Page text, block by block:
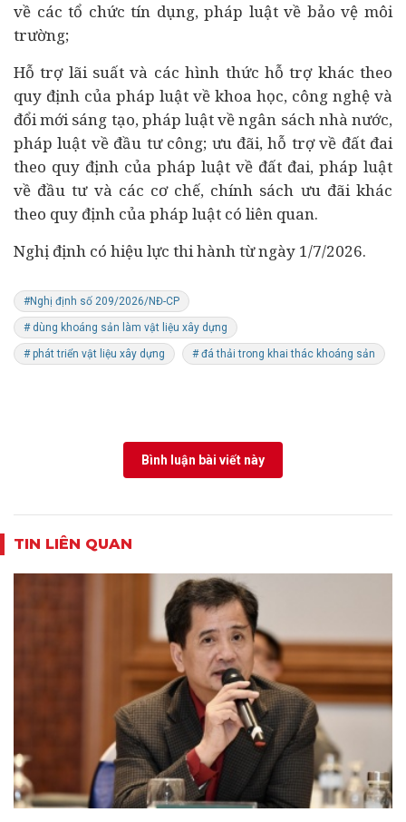
về các tổ chức tín dụng, pháp luật về bảo vệ môi
trường;
Hỗ trợ lãi suất và các hình thức hỗ trợ khác theo
quy định của pháp luật về khoa học, công nghệ và
đổi mới sáng tạo, pháp luật về ngân sách nhà nước,
pháp luật về đầu tư công; ưu đãi, hỗ trợ về đất đai
theo quy định của pháp luật về đất đai, pháp luật
về đầu tư và các cơ chế, chính sách ưu đãi khác
theo quy định của pháp luật có liên quan.
Nghị định có hiệu lực thi hành từ ngày 1/7/2026.
#Nghị định số 209/2026/NĐ-CP
# dùng khoáng sản làm vật liệu xây dựng
# phát triển vật liệu xây dựng # đá thải trong khai thác khoáng sản
Bình luận bài viết này
TIN LIÊN QUAN